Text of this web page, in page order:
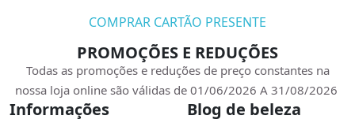
COMPRAR CARTÃO PRESENTE
PROMOÇÕES E REDUÇÕES
Todas as promoções e reduções de preço constantes na
nossa loja online são válidas de 01/06/2026 A 31/08/2026
Informações Blog de beleza